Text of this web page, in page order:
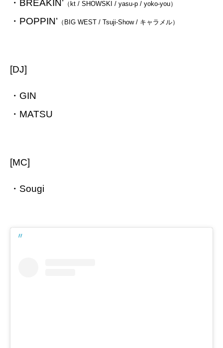
・BREAKIN’ （kt / SHOWSKI / yasu-p / yoko-you）
・POPPIN’ （ BIG WEST / Tsuji-Show / キャラメル）
[DJ]
・GIN
・MATSU
[MC]
・Sougi